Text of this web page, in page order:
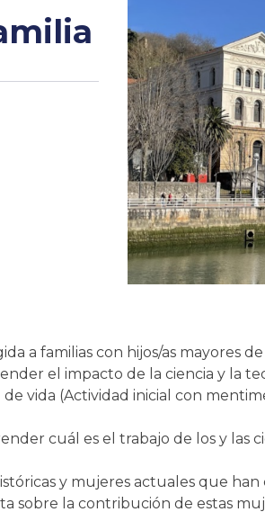
a familias con hijos/as mayores de
el impacto de la ciencia y la
vida (Actividad inicial con
cuál es el trabajo de los y
y mujeres actuales que
sobre la contribución de estas